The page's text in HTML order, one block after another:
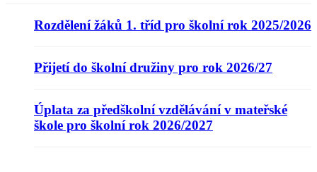
Rozdělení žáků 1. tříd pro školní rok 2025/2026
Přijetí do školní družiny pro rok 2026/27
Úplata za předškolní vzdělávání v mateřské
škole pro školní rok 2026/2027